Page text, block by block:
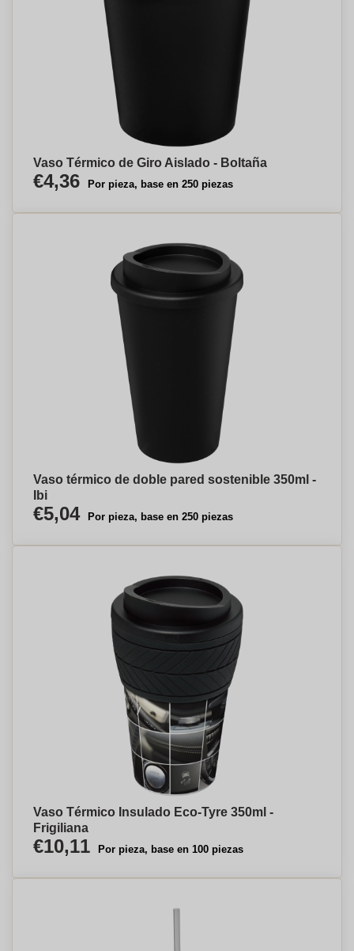
Vaso Térmico de Giro Aislado - Boltaña
€4,36 Por pieza, base en 250 piezas
Vaso térmico de doble pared sostenible 350ml -
Ibi
€5,04 Por pieza, base en 250 piezas
Vaso Térmico Insulado Eco-Tyre 350ml -
Frigiliana
€10,11 Por pieza, base en 100 piezas